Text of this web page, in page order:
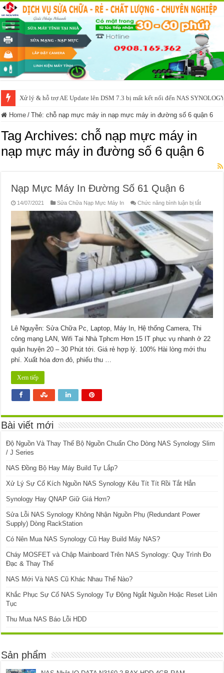
Xử lý & hỗ trợ AE Update lên DSM 7.3 bị mất kết nối đến NAS
Home / Thẻ:chỗ nạp mực máy in nạp mực máy in đường số 6 quận 6
Tag Archives: chỗ nạp mực máy in
nạp mực máy in đường số 6 quận 6
Nạp Mực Máy In Đường Số 61 Quận 6
14/07/2021 Sửa Chữa Nạp Mực Máy In Chức năng bình luận bị tắtở
Mực
Máy
In
Đường
Số
Quận
Lê Nguyễn: Sửa Chữa Pc, Laptop, Máy In, Hệ thống Camera, Thi
công mạng LAN, Wifi Tại Nhà Tphcm Hơn 15 IT phục vụ nhanh ở 22
quận huyện 20 – 30 Phút tới. Giá rẻ hợp lý. 100% Hài lòng mới thu
phí. Xuất hóa đơn đỏ, phiếu thu …
Xem tiếp
Bài viết mới
Độ Nguồn Và Thay Thế Bộ Nguồn Chuẩn Cho Dòng NAS Synology Slim
/ J Series
NAS Đồng Bộ Hay Máy Build Tự Lắp?
Xử Lý Sự Cố Kích Nguồn NAS Synology Kêu Tít Tít Rồi Tắt Hẳn
Synology Hay QNAP Giữ Giá Hơn?
Sửa Lỗi NAS Synology Không Nhận Nguồn Phụ (Redundant Power
Supply) Dòng RackStation
Có Nên Mua NAS Synology Cũ Hay Build Máy NAS?
Cháy MOSFET và Chập Mainboard Trên NAS Synology: Quy Trình Đo
Đạc & Thay Thế
NAS Mới Và NAS Cũ Khác Nhau Thế Nào?
Khắc Phục Sự Cố NAS Synology Tự Động Ngắt Nguồn Hoặc Reset Liên
Tục
Thu Mua NAS Báo Lỗi HDD
Sản phẩm